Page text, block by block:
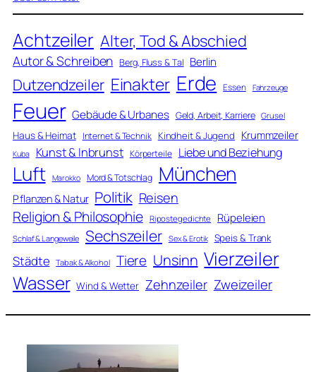
Achtzeiler Alter, Tod & Abschied
Autor & Schreiben Berg, Fluss & Tal Berlin
Dutzendzeiler Einakter Erde Essen Fahrzeuge
Feuer Gebäude & Urbanes Geld, Arbeit, Karriere Grusel
Haus & Heimat Internet & Technik Kindheit & Jugend Krummzeiler
Kuba Kunst & Inbrunst Körperteile Liebe und Beziehung
Luft Marokko Mord & Totschlag München
Pflanzen & Natur Politik Reisen
Religion & Philosophie Ripostegedichte Rüpeleien
Schlaf & Langeweile Sechszeiler Sex & Erotik Speis & Trank
Städte Tabak & Alkohol Tiere Unsinn Vierzeiler
Wasser Wind & Wetter Zehnzeiler Zweizeiler